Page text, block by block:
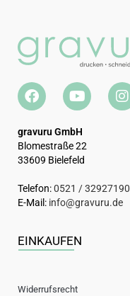
gravuru GmbH
Blomestraße 22
33609 Bielefeld
Telefon:0521 / 32927190
E-Mail: info@gravuru.de
EINKAUFEN
Widerrufsrecht